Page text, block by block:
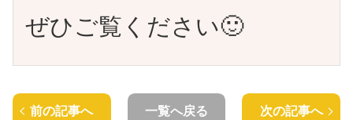
ぜひご覧ください🙂
前の記事へ 一覧へ戻る 次の記事へ